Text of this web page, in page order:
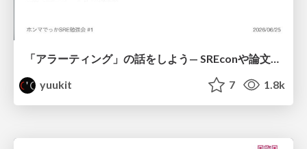
「アラーティング」の話をしよう— SREconや論文等の最先端とのギャップをみる
yuukit
7 1.8k